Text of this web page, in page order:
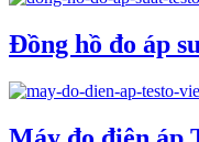
Đồng hồ đo áp